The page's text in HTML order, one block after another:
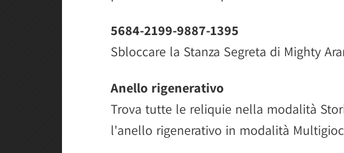
5684-2199-9887-1395
Sbloccare la Stanza Segreta di Mighty
Anello rigenerativo
Trova tutte le reliquie nella modalità
l'anello rigenerativo in modalità